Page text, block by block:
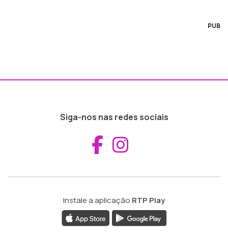
PUB
Siga-nos nas redes sociais
Aceder ao
Instale a aplicação RTP Play